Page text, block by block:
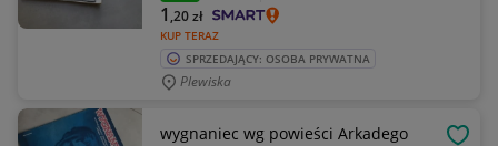
KUP TERAZ
1 ,20zł
SPRZEDAJĄCY: OSOBA PRYWATNA
Plewiska
wygnaniec wg powieści Arkadego